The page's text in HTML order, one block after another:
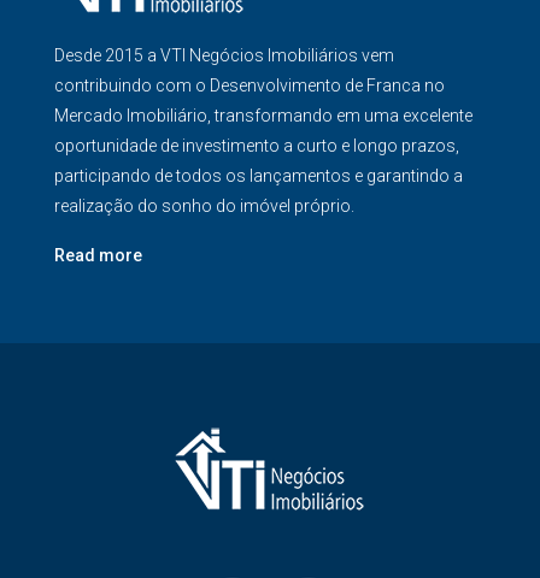
Desde 2015 a VTI Negócios Imobiliários vem
contribuindo com o Desenvolvimento de Franca no
Mercado Imobiliário, transformando em uma excelente
oportunidade de investimento a curto e longo prazos,
participando de todos os lançamentos e garantindo a
realização do sonho do imóvel próprio.
Read more